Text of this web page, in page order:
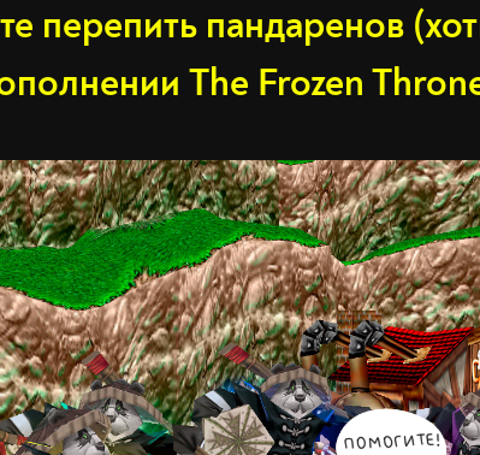
перепить пандаренов
The Frozen